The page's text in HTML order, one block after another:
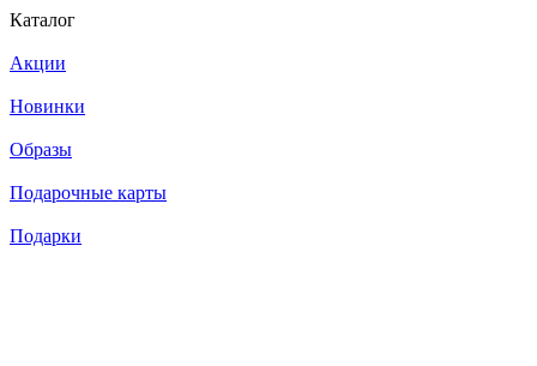
Каталог
Акции
Новинки
Образы
Подарочные карты
Подарки